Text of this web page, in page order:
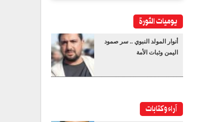
يوميات الثورة
أنوار المولد النبوي .. سر صمود
اليمن وثبات الأمة
آراء وكتابات